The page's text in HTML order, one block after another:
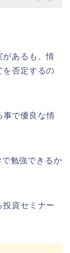
があるも、情
を否定するの
事で優良な情
勉強できるか
投資セミナー